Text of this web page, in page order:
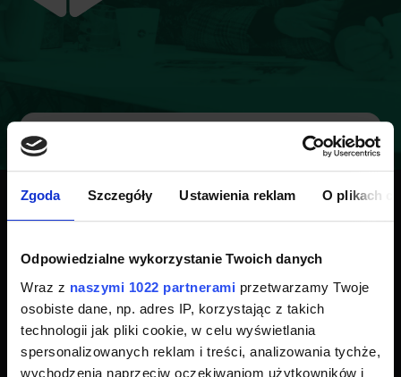
Zgoda Szczegóły Ustawienia reklam O plikach
Odpowiedzialne wykorzystanie Twoich danych
Wraz z naszymi 1022 partnerami przetwarzamy Twoje
osobiste dane, np. adres IP, korzystając z takich
technologii jak pliki cookie, w celu wyświetlania
spersonalizowanych reklam i treści, analizowania tychże,
wychodzenia naprzeciw oczekiwaniom użytkowników i
Umów bezpłatną
konsultację z
naszym doradcą!
Potrzebujesz szybkiej informacji zwrotnej? Umów
15 minutową, bezpłatną konsultację z naszym
doradcą, który przeprowadzi Cię szybko przez
proces pozyskiwania dotacji.